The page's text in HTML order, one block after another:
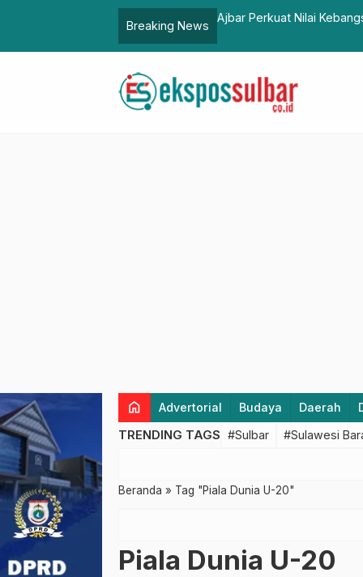
Breaking News
Diskominfo Sulbar
home Advertorial Budaya Daerah
TRENDING TAGS #Sulbar #Sulawesi
Beranda » Tag "Piala Dunia U-20"
Piala Dunia U-20